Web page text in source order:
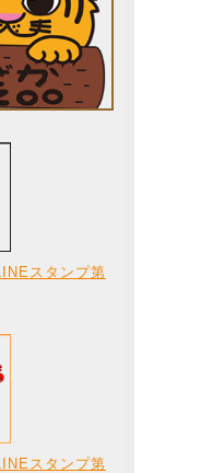
スタンプ第
スタンプ第